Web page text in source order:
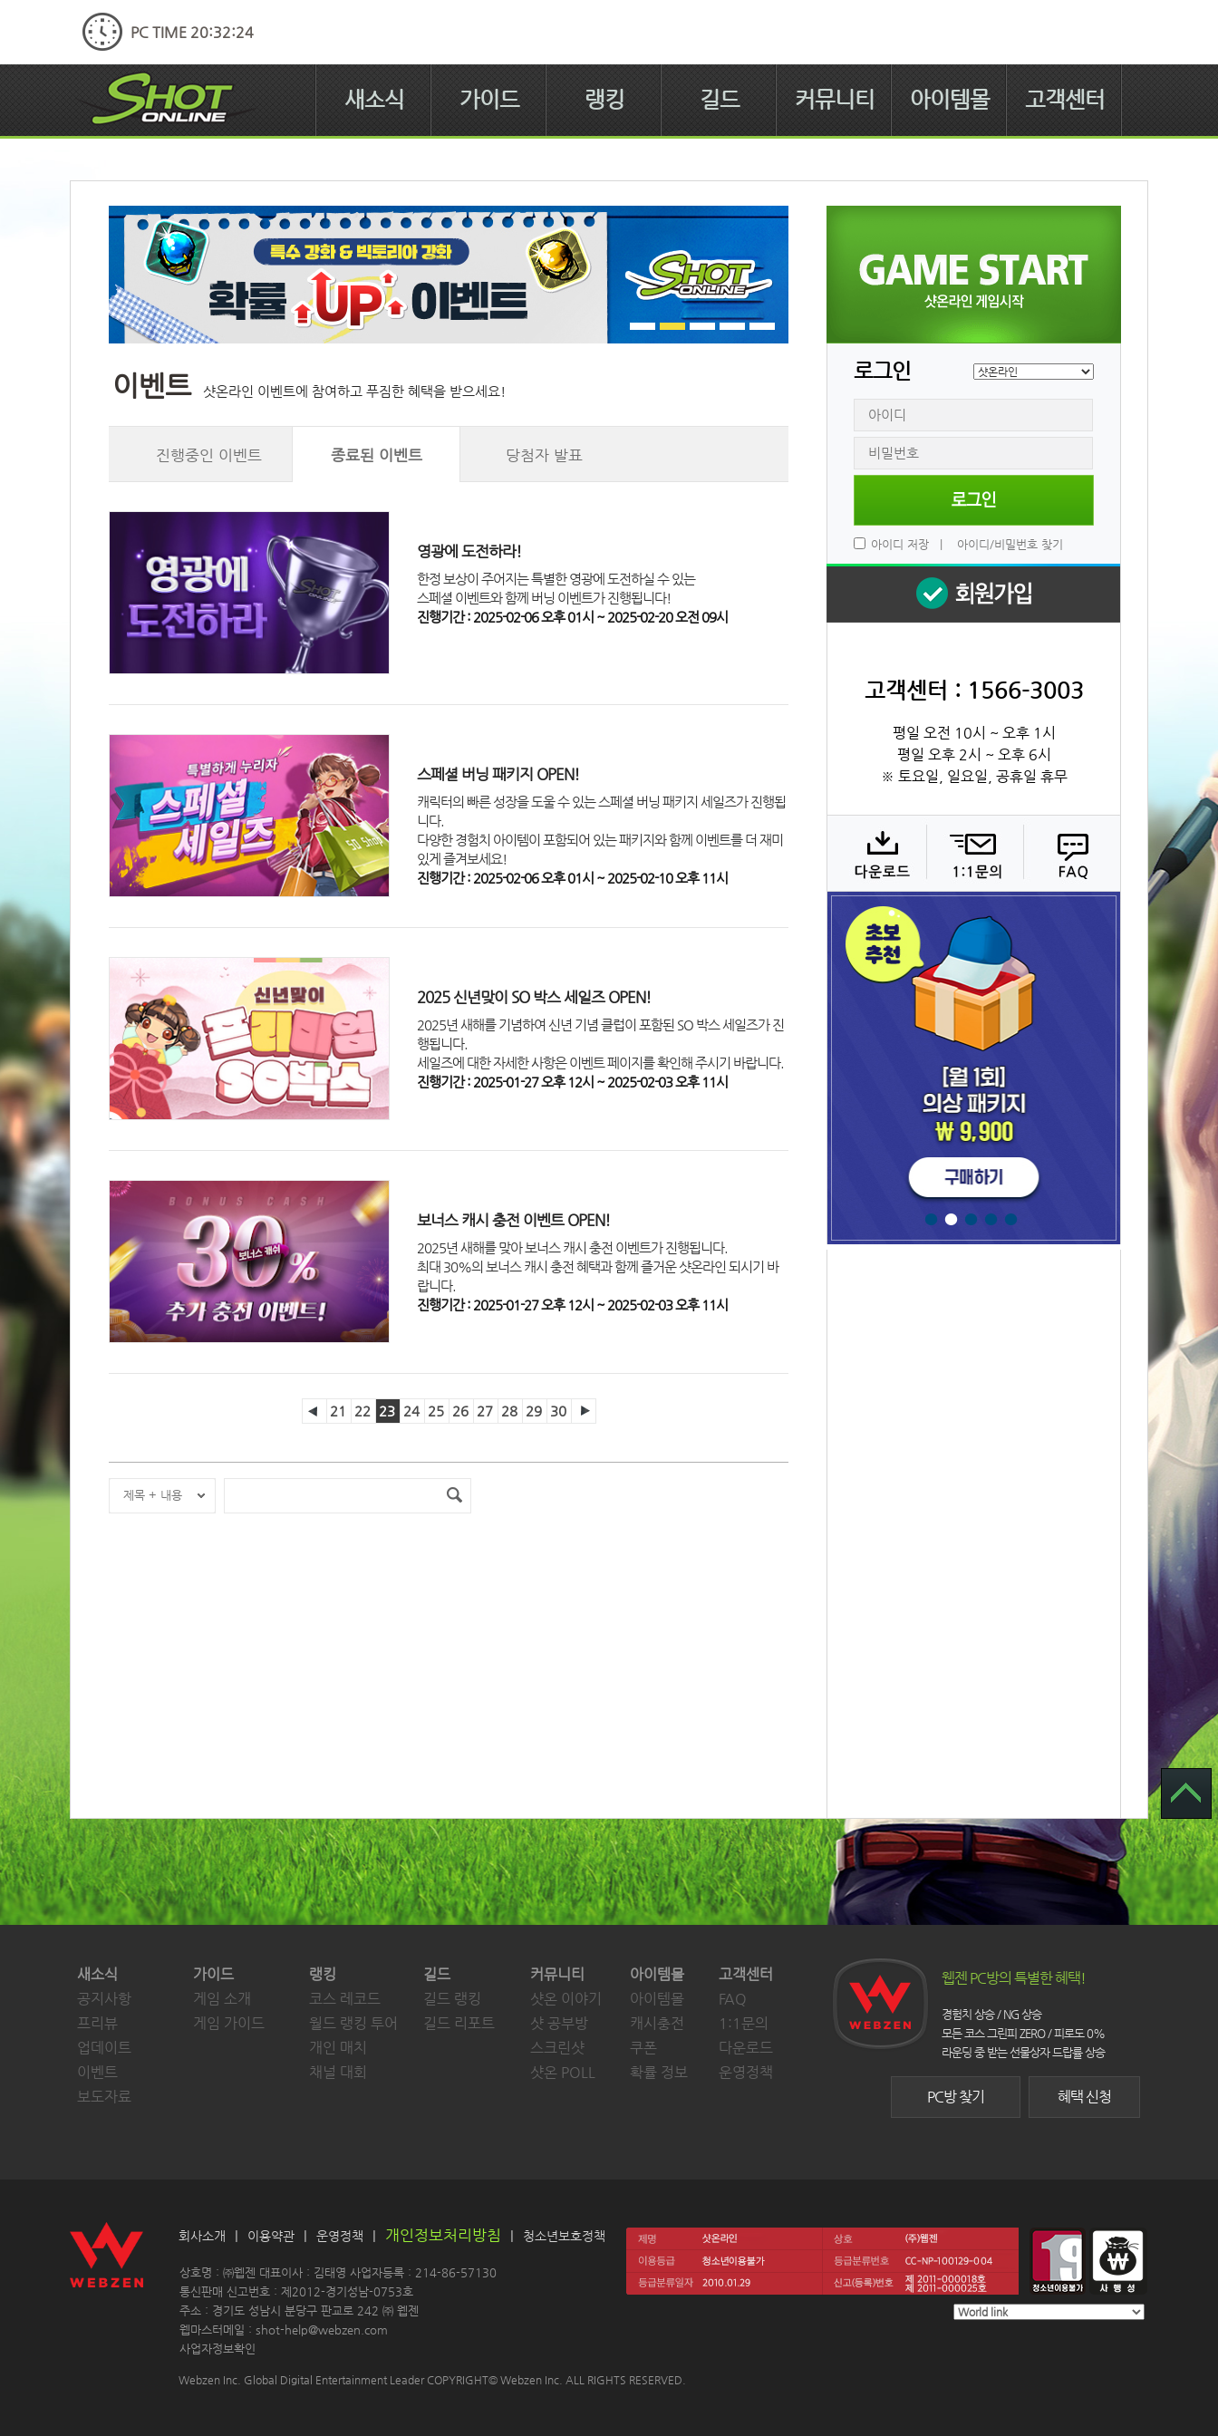
PC TIME 20:32:25
새소식 가이드 랭킹 길드 커뮤니티 아이템몰 고객센터
이벤트 샷온라인 이벤트에 참여하고 푸짐한 혜택을 받으세요!
진행중인 이벤트 종료된 이벤트 당첨자 발표
영광에 도전하라!
한정 보상이 주어지는 특별한 영광에 도전하실 수 있는
스페셜 이벤트와 함께 버닝 이벤트가 진행됩니다!
진행기간 : 2025-02-06 오후 01시 ~ 2025-02-20 오전 09시
스페셜 버닝 패키지 OPEN!
캐릭터의 빠른 성장을 도울 수 있는 스페셜 버닝 패키지 세일즈가 진행됩
니다.
다양한 경험치 아이템이 포함되어 있는 패키지와 함께 이벤트를 더 재미
있게 즐겨보세요!
진행기간 : 2025-02-06 오후 01시 ~ 2025-02-10 오후 11시
2025 신년맞이 SO 박스 세일즈 OPEN!
2025년 새해를 기념하여 신년 기념 클럽이 포함된 SO 박스 세일즈가 진
행됩니다.
세일즈에 대한 자세한 사항은 이벤트 페이지를 확인해 주시기 바랍니다.
진행기간 : 2025-01-27 오후 12시 ~ 2025-02-03 오후 11시
보너스 캐시 충전 이벤트 OPEN!
2025년 새해를 맞아 보너스 캐시 충전 이벤트가 진행됩니다.
최대 30%의 보너스 캐시 충전 혜택과 함께 즐거운 샷온라인 되시기 바
랍니다.
진행기간 : 2025-01-27 오후 12시 ~ 2025-02-03 오후 11시
21 22 23 24 25 26 27 28 29 30
제목 + 내용
로그인
아이디 저장 아이디/비밀번호 찾기
고객센터 : 1566-3003
평일 오전 10시 ~ 오후 1시
평일 오후 2시 ~ 오후 6시
※ 토요일, 일요일, 공휴일 휴무
새소식
공지사항
프리뷰
업데이트
이벤트
보도자료
가이드
게임 소개
게임 가이드
랭킹
코스 레코드
월드 랭킹 투어
개인 매치
채널 대회
길드
길드 랭킹
길드 리포트
커뮤니티
샷온 이야기
샷 공부방
스크린샷
샷온 POLL
아이템몰
아이템몰
캐시충전
쿠폰
확률 정보
고객센터
FAQ
1:1문의
다운로드
운영정책
웹젠 PC방의 특별한 혜택!
경험치 상승 / NG 상승
모든 코스 그린피 ZERO / 피로도 0%
라운딩 중 받는 선물상자 드랍률 상승
혜택 신청
PC방 찾기
회사소개 | 이용약관 | 운영정책 | 개인정보처리방침 | 청소년보호정책
상호명 : ㈜웹젠 대표이사 : 김태영 사업자등록 : 214-86-57130
통신판매 신고번호 : 제2012-경기성남-0753호
주소 : 경기도 성남시 분당구 판교로 242 ㈜ 웹젠
웹마스터메일 : shot-help@webzen.com
사업자정보확인
Webzen Inc. Global Digital Entertainment Leader COPYRIGHT© Webzen Inc. ALL RIGHTS RESERVED.